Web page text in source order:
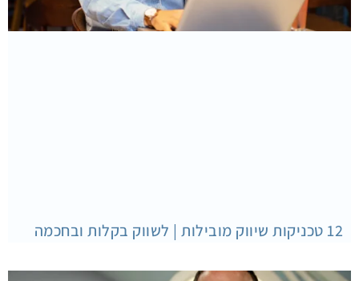
12 טכניקות שיווק מובילות | לשווק בקלות ובחכמה